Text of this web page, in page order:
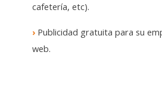
cafetería, etc).
› Publicidad gratuita para su
web.